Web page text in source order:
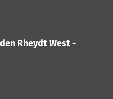
Rheydt West -